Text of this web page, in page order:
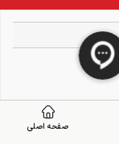
صفحه اصلی